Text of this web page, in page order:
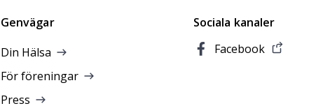
Genvägar
Din Hälsa
För föreningar
Press
Sociala kanaler
Facebook